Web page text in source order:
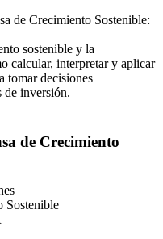
de Crecimiento Sostenible:
sostenible y la
calcular, interpretar y aplicar
tomar decisiones
de inversión.
de Crecimiento
Sostenible